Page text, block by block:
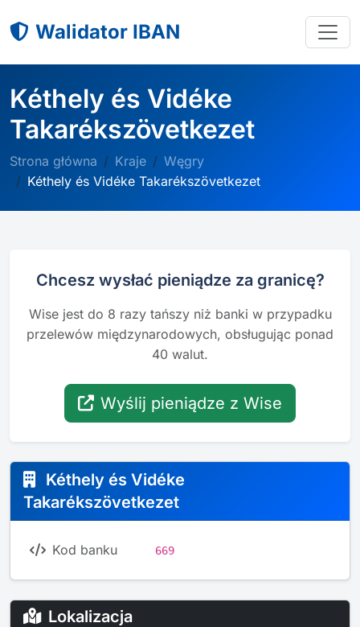
Walidator IBAN
Kéthely és Vidéke
Takarékszövetkezet
Strona główna Kraje
Węgry
Kéthely és Vidéke Takarékszövetkezet
Chcesz wysłać pieniądze za granicę?
Wise jest do 8 razy tańszy niż banki w przypadku
przelewów międzynarodowych, obsługując ponad
40 walut.
Wyślij pieniądze z Wise
Kéthely és Vidéke
Takarékszövetkezet
Kod banku 669
Lokalizacja